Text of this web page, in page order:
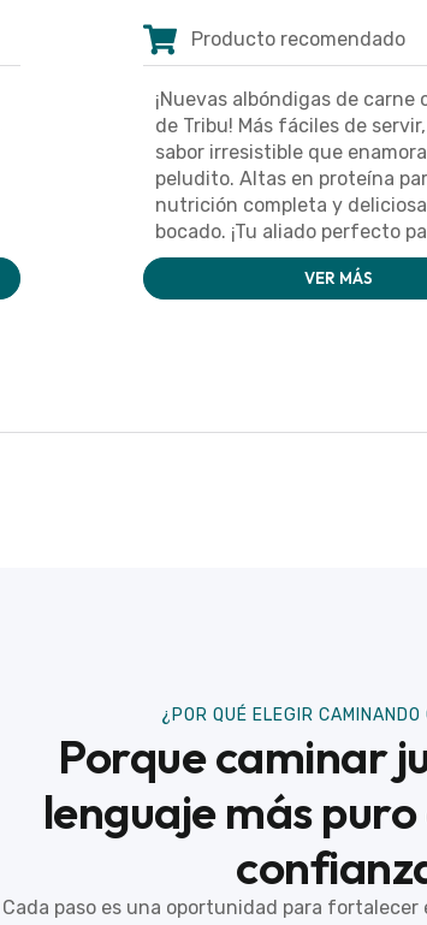
Producto recomendado
¡Nuevas albóndigas de carne
de Tribu! Más fáciles de servir, con un
sabor irresistible que
peludito. Altas en proteína
nutrición completa y
bocado. ¡Tu aliado perfecto
alimentar con amor y salud!
VER MÁS
¿POR QUÉ ELEGIR CAMINANDO
Porque caminar
lenguaje más
Cada paso es una oportunidad para fortalecer